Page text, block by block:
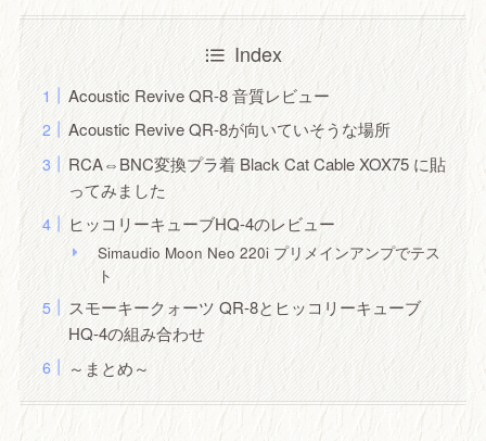
Index
Acoustic Revive QR-8 音質レビュー
Acoustic Revive QR-8が向いていそうな場所
RCA⇔BNC変換プラ着 Black Cat Cable XOX75 に貼
ってみました
ヒッコリーキューブHQ-4のレビュー
Simaudio Moon Neo 220i プリメインアンプでテス
ト
スモーキークォーツ QR-8とヒッコリーキューブ
HQ-4の組み合わせ
～まとめ～